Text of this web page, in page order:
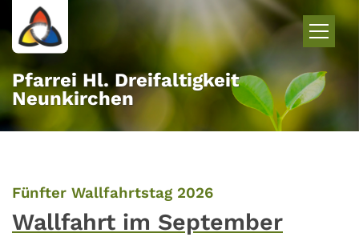
Zum Inhalt springen
Pfarrei Hl. Dreifaltigkeit
Neunkirchen
Fünfter Wallfahrtstag 2026:
Wallfahrt im September